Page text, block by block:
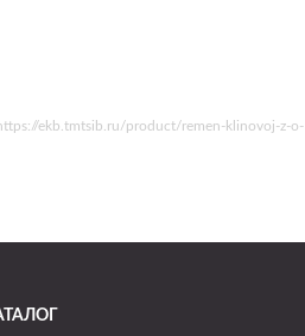
ekb.tmtsib.ru/product/remen-klinovoj-z-o-